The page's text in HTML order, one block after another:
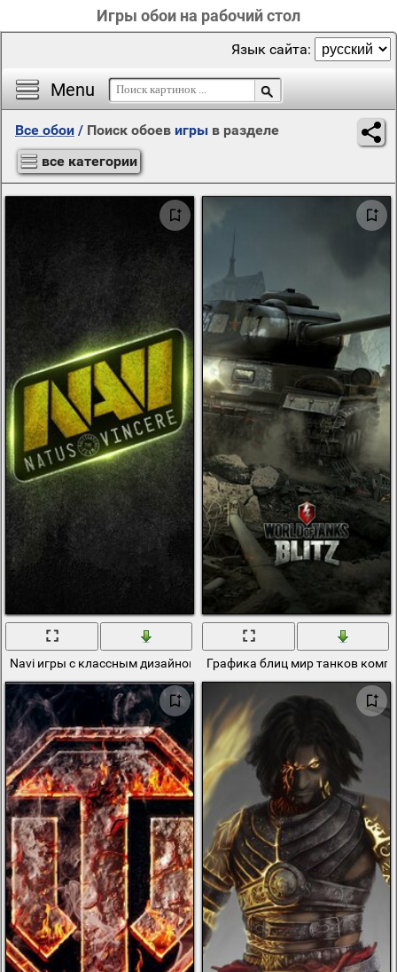
Игры обои на рабочий стол
Menu
Язык сайта:
Все обои / Поиск обоев игры в разделе
все категории
Navi игры с классным дизайном поп -арт от команды профи
Графика блиц мир танков